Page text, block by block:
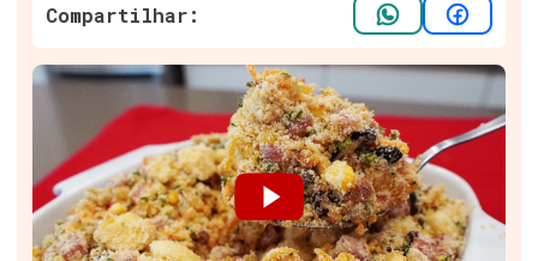
Compartilhar: